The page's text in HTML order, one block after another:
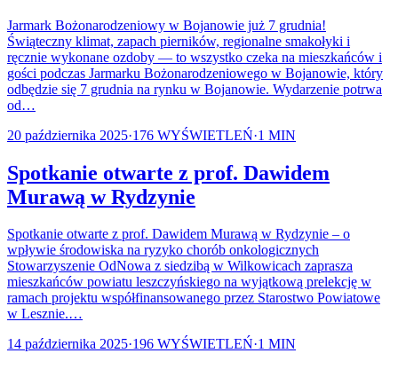
Jarmark Bożonarodzeniowy w Bojanowie już 7 grudnia!
Świąteczny klimat, zapach pierników, regionalne smakołyki i
ręcznie wykonane ozdoby — to wszystko czeka na mieszkańców i
gości podczas Jarmarku Bożonarodzeniowego w Bojanowie, który
odbędzie się 7 grudnia na rynku w Bojanowie. Wydarzenie potrwa
od…
20 października 2025·176 WYŚWIETLEŃ·1 MIN
Spotkanie otwarte z prof. Dawidem
Murawą w Rydzynie
Spotkanie otwarte z prof. Dawidem Murawą w Rydzynie – o
wpływie środowiska na ryzyko chorób onkologicznych
Stowarzyszenie OdNowa z siedzibą w Wilkowicach zaprasza
mieszkańców powiatu leszczyńskiego na wyjątkową prelekcję w
ramach projektu współfinansowanego przez Starostwo Powiatowe
w Lesznie.…
14 października 2025·196 WYŚWIETLEŃ·1 MIN